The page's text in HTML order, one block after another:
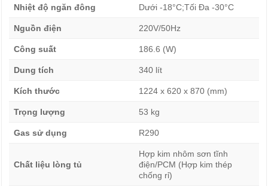
lợi cho bạn trong việc tìm kiếm thực phẩm cần dùng
khi lấy và cho vào thực phẩm bên trong tủ cũng như
giảm bớt tình trạng hơi lạnh thoát ra ngoài gây tiêu
hao điện năng. Chiếc tủ đôngSanaky
Nhiệt độ ngăn đông Dưới -18°C;Tối Đa -30°C
Nguồn điện 220V/50Hz
Công suất 186.6 (W)
Dung tích 340 lít
Kích thước 1224 x 620 x 870 (mm)
Trọng lượng 53 kg
Gas sử dụng R290
Chất liệu lòng tủ
Hợp kim nhôm sơn tĩnh
điện/PCM (Hợp kim thép
chống rỉ)